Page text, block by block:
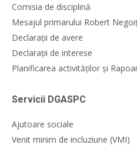
Comisia de disciplină
Mesajul primarului Robert
Declarații de avere
Declarații de interese
Planificarea activităților și
Servicii DGASPC
Ajutoare sociale
Venit minim de incluziune (VMI)